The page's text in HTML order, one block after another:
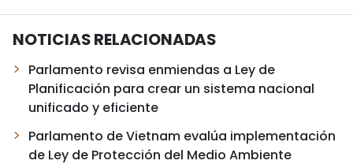
NOTICIAS RELACIONADAS
Parlamento revisa enmiendas a Ley de
Planificación para crear un sistema nacional
unificado y eficiente
Parlamento de Vietnam evalúa implementación
de Ley de Protección del Medio Ambiente